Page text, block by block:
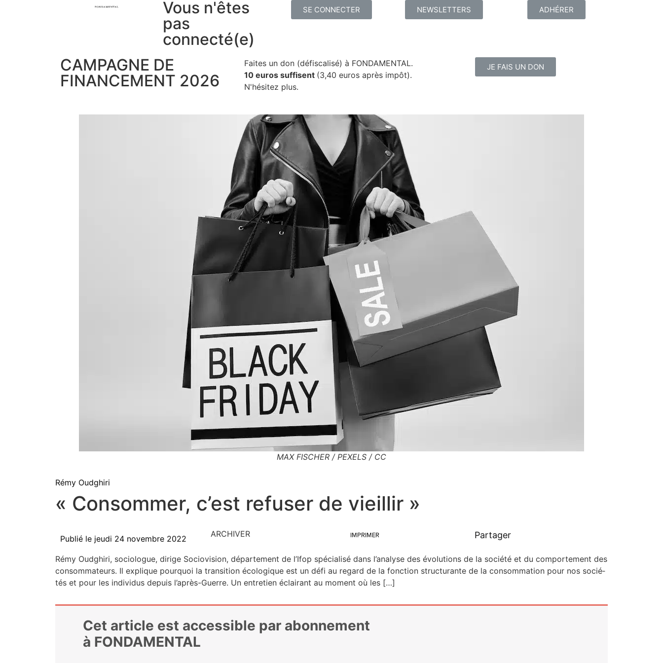
Vous n'êtes
pas
connecté(e)
SE CONNECTER NEWSLETTERS ADHÉRER
CAMPAGNE DE
FINANCEMENT 2026
Faites un don (défiscalisé) à FONDAMENTAL.
10 euros suffisent (3,40 euros après impôt).
N'hésitez plus.
JE FAIS UN DON
MAX FISCHER / PEXELS / CC
Rémy Oudghiri
« Consommer, c’est refuser de vieillir »
Publié le jeudi 24 novembre 2022 ARCHIVER IMPRIMER Partager
Rémy Oud­ghi­ri, socio­logue, dirige Socio­vi­sion, dépar­te­ment de l’I­fop spé­cia­li­sé dans l’a­na­lyse des évo­lu­tions de la socié­té et du com­por­te­ment des
consom­ma­teurs. Il explique pour­quoi la tran­si­tion éco­lo­gique est un défi au regard de la fonc­tion struc­tu­rante de la consom­ma­tion pour nos socié­
tés et pour les indi­vi­dus depuis l’a­près-Guerre. Un entre­tien éclai­rant au moment où les […]
Cet article est accessible par abonnement
à FONDAMENTAL